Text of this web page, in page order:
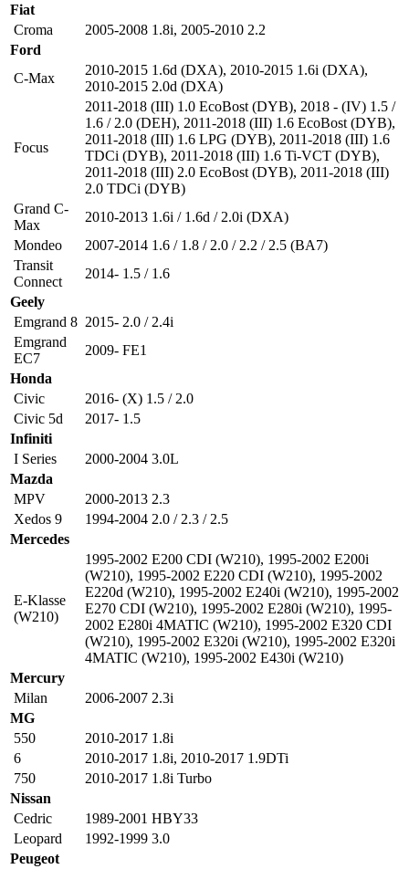
Fiat
Croma
2005-2008 1.8i, 2005-2010 2.2
Ford
C-Max
2010-2015 1.6d (DXA), 2010-2015 1.6i (DXA),
2010-2015 2.0d (DXA)
Focus
2011-2018 (III) 1.0 EcoBost (DYB), 2018 - (IV) 1.5 /
1.6 / 2.0 (DEH), 2011-2018 (III) 1.6 EcoBost (DYB),
2011-2018 (III) 1.6 LPG (DYB), 2011-2018 (III) 1.6
TDCi (DYB), 2011-2018 (III) 1.6 Ti-VCT (DYB),
2011-2018 (III) 2.0 EcoBost (DYB), 2011-2018 (III)
2.0 TDCi (DYB)
Grand C-
Max
2010-2013 1.6i / 1.6d / 2.0i (DXA)
Mondeo
2007-2014 1.6 / 1.8 / 2.0 / 2.2 / 2.5 (BA7)
Transit
Connect
2014- 1.5 / 1.6
Geely
Emgrand 8 2015- 2.0 / 2.4i
Emgrand
EC7
2009- FE1
Honda
Civic
2016- (X) 1.5 / 2.0
Civic 5d
2017- 1.5
Infiniti
I Series
2000-2004 3.0L
Mazda
MPV
2000-2013 2.3
Xedos 9
1994-2004 2.0 / 2.3 / 2.5
Mercedes
E-Klasse
(W210)
1995-2002 E200 CDI (W210), 1995-2002 E200i
(W210), 1995-2002 E220 CDI (W210), 1995-2002
E220d (W210), 1995-2002 E240i (W210), 1995-2002
E270 CDI (W210), 1995-2002 E280i (W210), 1995-
2002 E280i 4MATIC (W210), 1995-2002 E320 CDI
(W210), 1995-2002 E320i (W210), 1995-2002 E320i
4MATIC (W210), 1995-2002 E430i (W210)
Mercury
Milan
2006-2007 2.3i
MG
550
2010-2017 1.8i
6
2010-2017 1.8i, 2010-2017 1.9DTi
750
2010-2017 1.8i Turbo
Nissan
Cedric
1989-2001 HBY33
Leopard
1992-1999 3.0
Peugeot